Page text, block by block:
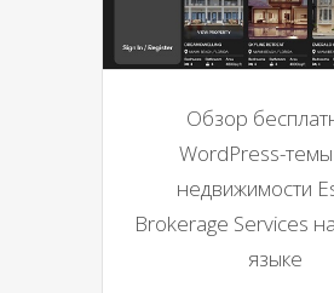
Обзор
WordPress-
недвижимости
Brokerage Services
языке